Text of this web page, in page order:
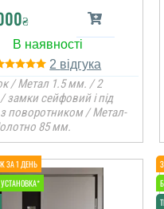
₴
2
/ Метал 1.5 мм. / 2
замки сейфовий і під
з поворотником / Метал-
85 мм.